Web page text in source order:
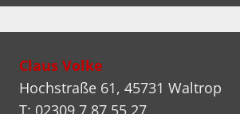
Claus Volke
Hochstraße 61, 45731 Waltrop